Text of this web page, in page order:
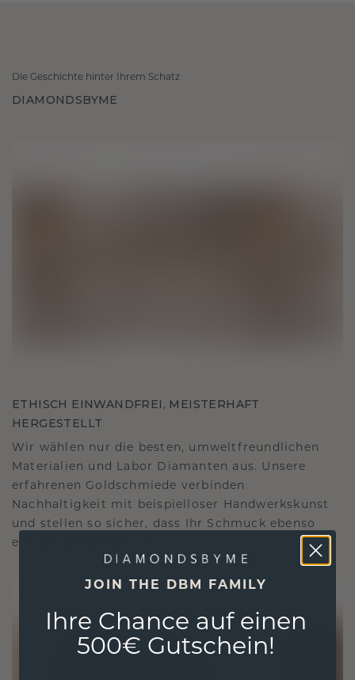
Die Geschichte hinter Ihrem Schatz
DIAMONDSBYME
ETHISCH EINWANDFREI, MEISTERHAFT
HERGESTELLT
Wir wählen nur die besten, umweltfreundlichen
Materialien und Labor Diamanten aus. Unsere
erfahrenen Goldschmiede verbinden
Nachhaltigkeit mit beispielloser Handwerkskunst
und stellen so sicher, dass Ihr Schmuck ebenso
ethisch wie exquisit ist.
JOIN THE DBM FAMILY
Ihre Chance auf einen
500€ Gutschein!